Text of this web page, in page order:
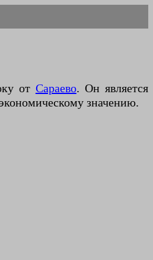
от Сараево. Он является
значению.